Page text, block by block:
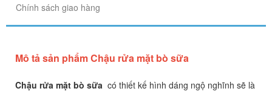
Chính sách giao hàng
Mô tả sản phẩm Chậu rửa mặt bò sữa
Chậu rửa mặt bò sữa có thiết kế hình dáng ngộ nghĩnh sẽ là